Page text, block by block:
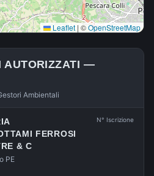
Leaflet | ©OpenStreetMap
AUTORIZZATI —
Ambientali
FERROSI
& C
PE
N° Iscrizione